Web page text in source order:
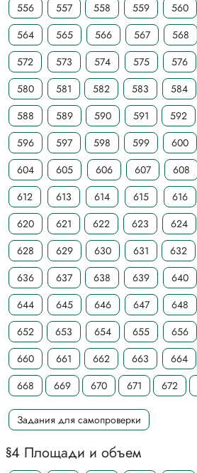
556
557 558 559 560
564
565 566 567 568
572
573 574 575 576
580
581 582 583 584
588
589 590 591 592
596
597 598 599 600
604
605 606 607 608
612
613 614 615 616
620
621 622 623 624
628
629 630 631 632
636
637 638 639 640
644
645 646 647 648
652
653 654 655 656
660
661 662 663 664
668
669 670 671 672
Задания для самопроверки
§4 Площади и объем